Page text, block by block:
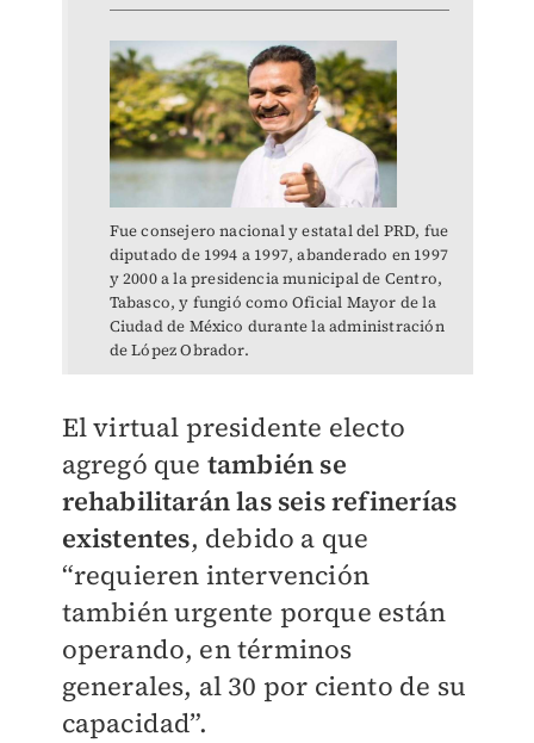
Fue consejero nacional y estatal del PRD, fue
diputado de 1994 a 1997, abanderado en 1997
y 2000 a la presidencia municipal de Centro,
Tabasco, y fungió como Oficial Mayor de la
Ciudad de México durante la administración
de López Obrador.
El virtual presidente electo
agregó que también se
rehabilitarán las seis refinerías
existentes, debido a que
“requieren intervención
también urgente porque están
operando, en términos
generales, al 30 por ciento de su
capacidad”.